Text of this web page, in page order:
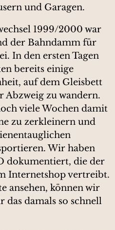
und Garagen.
1999/2000 war
der Bahndamm für
In den ersten Tagen
bereits einige
auf dem Gleisbett
Abzweig zu wandern.
viele Wochen damit
zu zerkleinern und
Wir haben
dokumentiert, die der
Internetshop vertreibt.
ansehen, können wir
das damals so schnell